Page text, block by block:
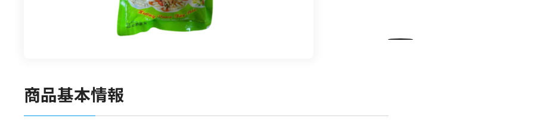
商品基本情報